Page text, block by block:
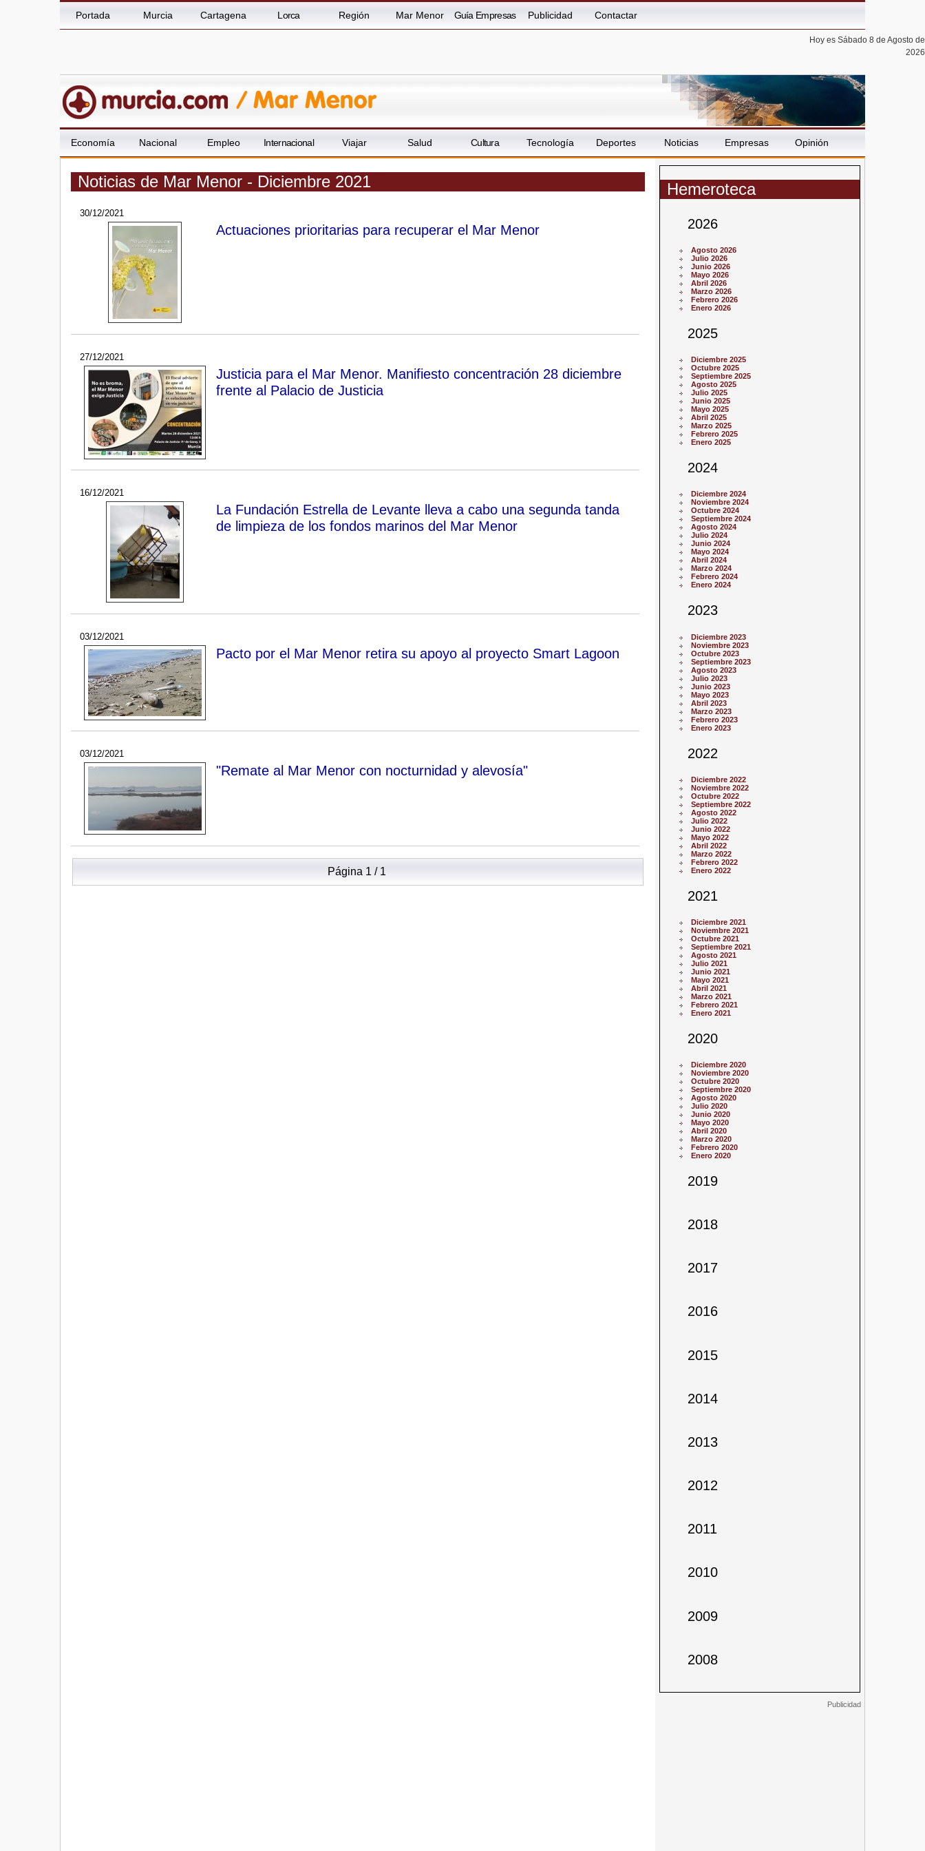
Portada Murcia Cartagena Lorca Región Mar Menor Guía Empresas Publicidad Contactar
Hoy es Sábado 8 de Agosto de
2026
Economía Nacional Empleo Internacional Viajar Salud Cultura Tecnología Deportes Noticias Empresas Opinión
Noticias de Mar Menor - Diciembre 2021
30/12/2021
Actuaciones prioritarias para recuperar el Mar Menor
27/12/2021
Justicia para el Mar Menor. Manifiesto concentración 28 diciembre
frente al Palacio de Justicia
16/12/2021
La Fundación Estrella de Levante lleva a cabo una segunda tanda
de limpieza de los fondos marinos del Mar Menor
03/12/2021
Pacto por el Mar Menor retira su apoyo al proyecto Smart Lagoon
03/12/2021
"Remate al Mar Menor con nocturnidad y alevosía"
Página 1 / 1
Hemeroteca
2026
Agosto 2026
Julio 2026
Junio 2026
Mayo 2026
Abril 2026
Marzo 2026
Febrero 2026
Enero 2026
2025
Diciembre 2025
Octubre 2025
Septiembre 2025
Agosto 2025
Julio 2025
Junio 2025
Mayo 2025
Abril 2025
Marzo 2025
Febrero 2025
Enero 2025
2024
Diciembre 2024
Noviembre 2024
Octubre 2024
Septiembre 2024
Agosto 2024
Julio 2024
Junio 2024
Mayo 2024
Abril 2024
Marzo 2024
Febrero 2024
Enero 2024
2023
Diciembre 2023
Noviembre 2023
Octubre 2023
Septiembre 2023
Agosto 2023
Julio 2023
Junio 2023
Mayo 2023
Abril 2023
Marzo 2023
Febrero 2023
Enero 2023
2022
Diciembre 2022
Noviembre 2022
Octubre 2022
Septiembre 2022
Agosto 2022
Julio 2022
Junio 2022
Mayo 2022
Abril 2022
Marzo 2022
Febrero 2022
Enero 2022
2021
Diciembre 2021
Noviembre 2021
Octubre 2021
Septiembre 2021
Agosto 2021
Julio 2021
Junio 2021
Mayo 2021
Abril 2021
Marzo 2021
Febrero 2021
Enero 2021
2020
Diciembre 2020
Noviembre 2020
Octubre 2020
Septiembre 2020
Agosto 2020
Julio 2020
Junio 2020
Mayo 2020
Abril 2020
Marzo 2020
Febrero 2020
Enero 2020
2019
2018
2017
2016
2015
2014
2013
2012
2011
2010
2009
2008